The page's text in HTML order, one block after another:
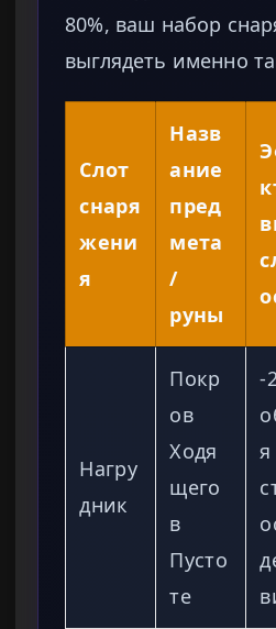
80%, ваш набор
выглядеть именно
Слот
снаря
жени
я
Назв
ание
пред
мета
/
руны
Нагру
дник
Покр
ов
Ходя
щего
в
Пусто
те
-
я